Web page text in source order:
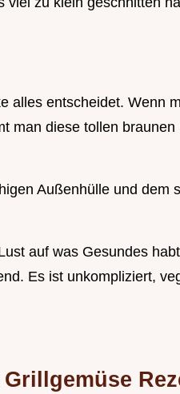
alles entscheidet. Wenn
man diese tollen
Außenhülle und dem
auf was Gesundes
Es ist unkompliziert,